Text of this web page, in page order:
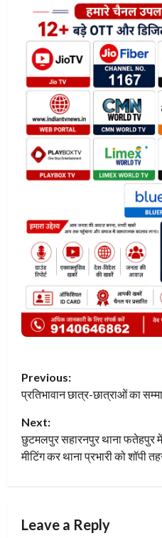
P
o
s
t
a
Previous:
प्रतिभावान छात्र-छात्राओं का
Next:
छुटमलपुर सहारनपुर थाना फतेहपुर
मीटिंग कर थाना प्रभारी को शॉपी
Leave a Reply